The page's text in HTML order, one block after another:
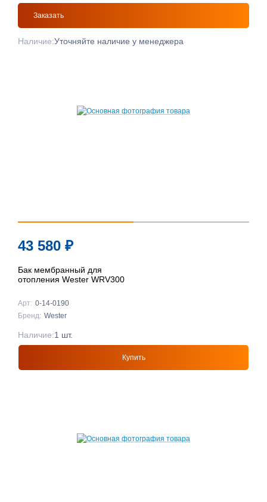
Заказать
Наличие:Уточняйте наличие у менеджера
43 580 ₽
Бак мембранный для
отопления Wester WRV300
Арт: 0-14-0190
Бренд: Wester
Купить
Наличие:1 шт.